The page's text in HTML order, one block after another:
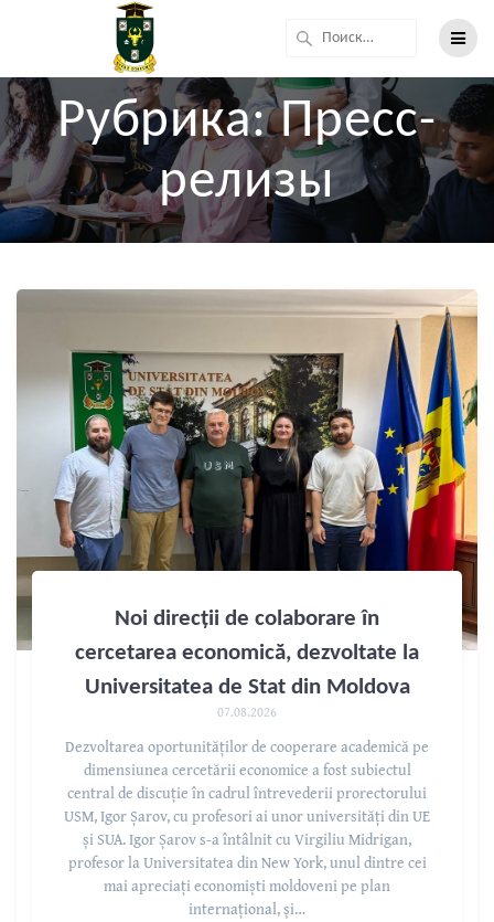
Рубрика:Пресс-
релизы
Noi direcții de colaborare în
cercetarea economică, dezvoltate la
Universitatea de Stat din Moldova
07.08.2026
Dezvoltarea oportunităților de cooperare academică pe
dimensiunea cercetării economice a fost subiectul
central de discuție în cadrul întrevederii prorectorului
USM, Igor Șarov, cu profesori ai unor universități din UE
și SUA. Igor Șarov s-a întâlnit cu Virgiliu Midrigan,
profesor la Universitatea din New York, unul dintre cei
mai apreciați economiști moldoveni pe plan
internațional, și…